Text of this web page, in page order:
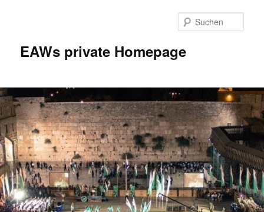
EAWs private Homepage